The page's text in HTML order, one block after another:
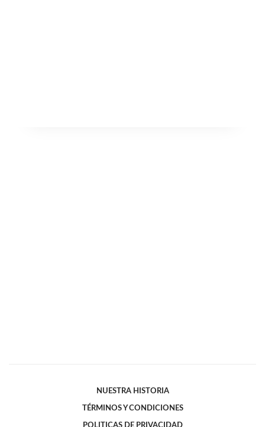
NUESTRA HISTORIA
TÉRMINOS Y CONDICIONES
POLITICAS DE PRIVACIDAD